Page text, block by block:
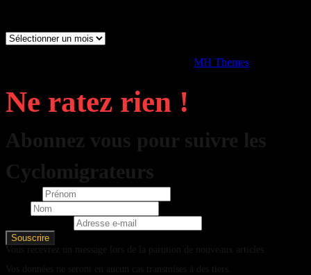
Archives
MH Themes
Ne ratez rien !
Abonnez vous pour suivre les
Cyclomigrateurs
Vous recevrez un message lors de la parution de nouveaux articles.
Vos données ne seront en aucun cas transmises à des tiers.